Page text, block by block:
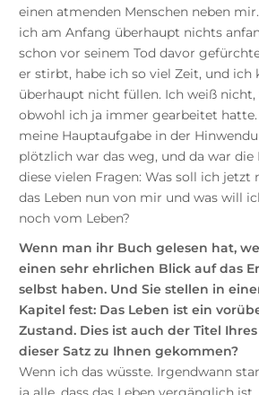
einen atmenden Menschen neben
ich am Anfang überhaupt nichts
schon vor seinem Tod davor
er stirbt, habe ich so viel Zeit, und ich
überhaupt nicht füllen. Ich weiß
obwohl ich ja immer gearbeitet
meine Hauptaufgabe in der
plötzlich war das weg, und da war die
diese vielen Fragen: Was soll ich
das Leben nun von mir und was will
noch vom Leben?
Wenn man ihr Buch gelesen hat,
einen sehr ehrlichen Blick auf das
selbst haben. Und Sie stellen in
Kapitel fest: Das Leben ist ein
Zustand. Dies ist auch der Titel
dieser Satz zu Ihnen gekommen?
Wenn ich das wüsste. Irgendwann